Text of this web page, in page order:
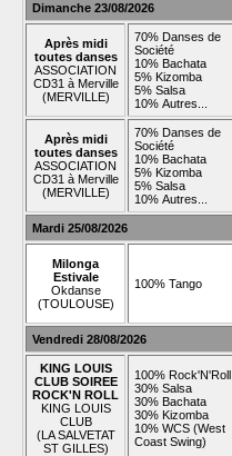
Dimanche 23/08/2026
Après midi
toutes danses
ASSOCIATION
CD31 à Merville
(MERVILLE)
70% Danses de
Société
10% Bachata
5% Kizomba
5% Salsa
10% Autres...
Après midi
toutes danses
ASSOCIATION
CD31 à Merville
(MERVILLE)
70% Danses de
Société
10% Bachata
5% Kizomba
5% Salsa
10% Autres...
Mardi 25/08/2026
Milonga
Estivale
Okdanse
(TOULOUSE)
100% Tango
Vendredi 28/08/2026
KING LOUIS
CLUB SOIREE
ROCK'N ROLL
KING LOUIS
CLUB
(LA SALVETAT
ST GILLES)
100% Rock'N'Roll
30% Salsa
30% Bachata
30% Kizomba
10% WCS (West
Coast Swing)